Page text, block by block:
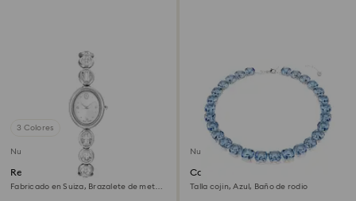
3 Colores
Nuevo
Reloj Imber oval
Fabricado en Suiza, Brazalete de metal,
Nuevo
Collar Millenia
Talla cojin, Azul, Baño de rodio